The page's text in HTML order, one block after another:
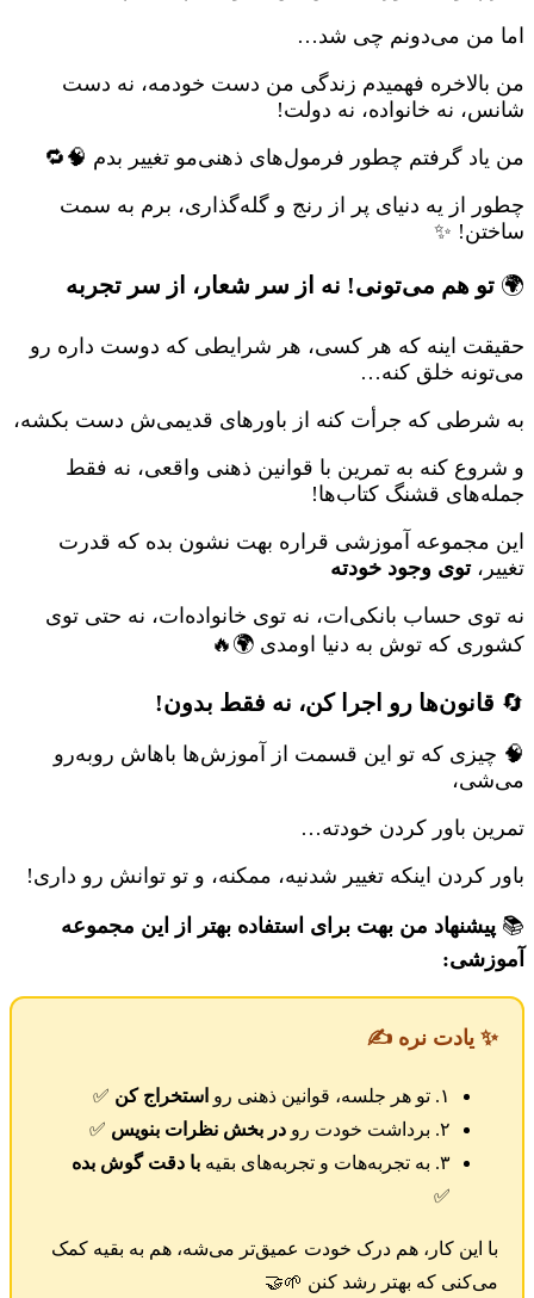
اما من می‌دونم چی شد…
من بالاخره فهمیدم زندگی من دست خودمه، نه دست
شانس، نه خانواده، نه دولت!
من یاد گرفتم چطور فرمول‌های ذهنی‌مو تغییر بدم 🧠🔁
چطور از یه دنیای پر از رنج و گله‌گذاری، برم به سمت
ساختن! ✨
🌍 تو هم می‌تونی! نه از سر شعار، از سر تجربه
حقیقت اینه که هر کسی، هر شرایطی که دوست داره رو
می‌تونه خلق کنه…
به شرطی که جرأت کنه از باورهای قدیمی‌ش دست بکشه،
و شروع کنه به تمرین با قوانین ذهنی واقعی، نه فقط
جمله‌های قشنگ کتاب‌ها!
این مجموعه آموزشی قراره بهت نشون بده که قدرت
تغییر،توی وجود خودته
نه توی حساب بانکی‌ات، نه توی خانواده‌ات، نه حتی توی
کشوری که توش به دنیا اومدی 🌍🔥
🔄 قانون‌ها رو اجرا کن، نه فقط بدون!
🧠 چیزی که تو این قسمت از آموزش‌ها باهاش روبه‌رو
می‌شی،
تمرین باور کردن خودته…
باور کردن اینکه تغییر شدنیه، ممکنه، و تو توانش رو داری!
📚 پیشنهاد من بهت برای استفاده بهتر از این مجموعه
آموزشی:
✨ یادت نره ✍️
۱. تو هر جلسه، قوانین ذهنی رو استخراج کن ✅
۲. برداشت خودت رو
در بخش نظرات بنویس ✅
۳. به تجربه‌هات و تجربه‌های بقیه
با دقت گوش بده
✅
با این کار، هم درک خودت عمیق‌تر می‌شه، هم به بقیه کمک
می‌کنی که بهتر رشد کنن 🌱🤝